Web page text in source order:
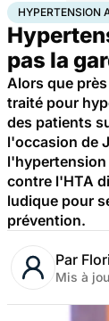
AccueilSanté
HYPERTENSION
pas la
Alors que
traité pour
des patients
l'occasion de
l'hypertension
contre l'HTA
ludique pour
prévention.
Par
Mis à